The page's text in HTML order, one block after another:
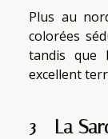
Plus au
colorées
tandis que
excellent
3 - La